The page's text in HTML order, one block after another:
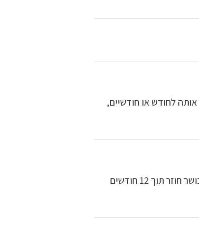
לקצר אותה לחודש או חודשיים,
ברוב הפוליסות יש תקופת המתנה של 3 חודשים ממועד קרות מקרה הביטוח, והקצבה ממשיכה כל עוד נמשך אי-הכושר. אם אי-הכושר חוזר תוך 12 חודשים